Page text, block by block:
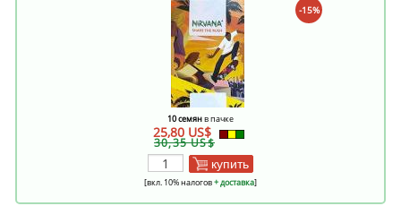
-15%
10 семянв пачке
25,80 US$
30,35 US$
купить
[вкл. 10% налогов+ доставка]